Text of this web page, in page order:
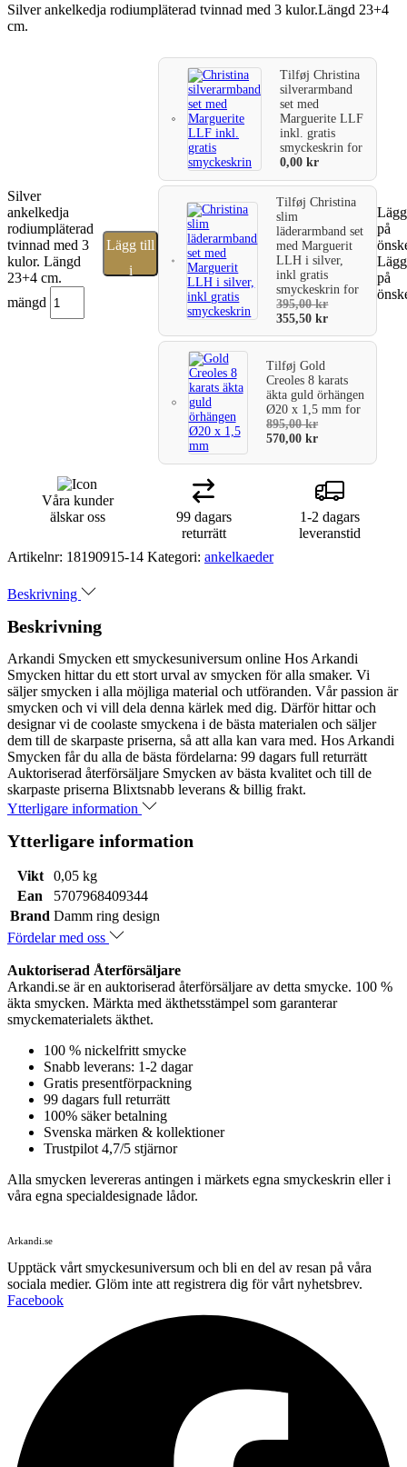
Silver ankelkedja rodiumpläterad tvinnad med 3 kulor.Längd 23+4
cm.
Silver
ankelkedja
rodiumpläterad
tvinnad med 3
kulor. Längd
23+4 cm.
mängd
Lägg till
i
TilføjChristina
silverarmband
set med
Marguerite LLF
inkl. gratis
smyckeskrinfor
0,00kr
TilføjChristina
slim
läderarmband set
med Marguerit
LLH i silver,
inkl gratis
smyckeskrinfor
395,00kr
355,50kr
TilføjGold
Creoles 8 karats
äkta guld örhängen
Ø20 x 1,5 mmfor
895,00kr
570,00kr
på
på
Våra kunder
älskar oss
99 dagars
returrätt
1-2 dagars
leveranstid
Artikelnr: 18190915-14 Kategori: ankelkaeder
Beskrivning
Beskrivning
Arkandi Smycken ett smyckesuniversum online Hos Arkandi
Smycken hittar du ett stort urval av smycken för alla smaker. Vi
säljer smycken i alla möjliga material och utföranden. Vår passion är
smycken och vi vill dela denna kärlek med dig. Därför hittar och
designar vi de coolaste smyckena i de bästa materialen och säljer
dem till de skarpaste priserna, så att alla kan vara med. Hos Arkandi
Smycken får du alla de bästa fördelarna: 99 dagars full returrätt
Auktoriserad återförsäljare Smycken av bästa kvalitet och till de
skarpaste priserna Blixtsnabb leverans & billig frakt.
Ytterligare information
Ytterligare information
Vikt
0,05 kg
Ean
5707968409344
Brand Damm ring design
Fördelar med oss
Auktoriserad Återförsäljare
Arkandi.se är en auktoriserad återförsäljare av detta smycke. 100 %
äkta smycken. Märkta med äkthetsstämpel som garanterar
smyckematerialets äkthet.
100 % nickelfritt smycke
Snabb leverans: 1-2 dagar
Gratis presentförpackning
99 dagars full returrätt
100% säker betalning
Svenska märken & kollektioner
Trustpilot 4,7/5 stjärnor
Alla smycken levereras antingen i märkets egna smyckeskrin eller i
våra egna specialdesignade lådor.
Arkandi.se
Upptäck vårt smyckesuniversum och bli en del av resan på våra
sociala medier. Glöm inte att registrera dig för vårt nyhetsbrev.
Facebook